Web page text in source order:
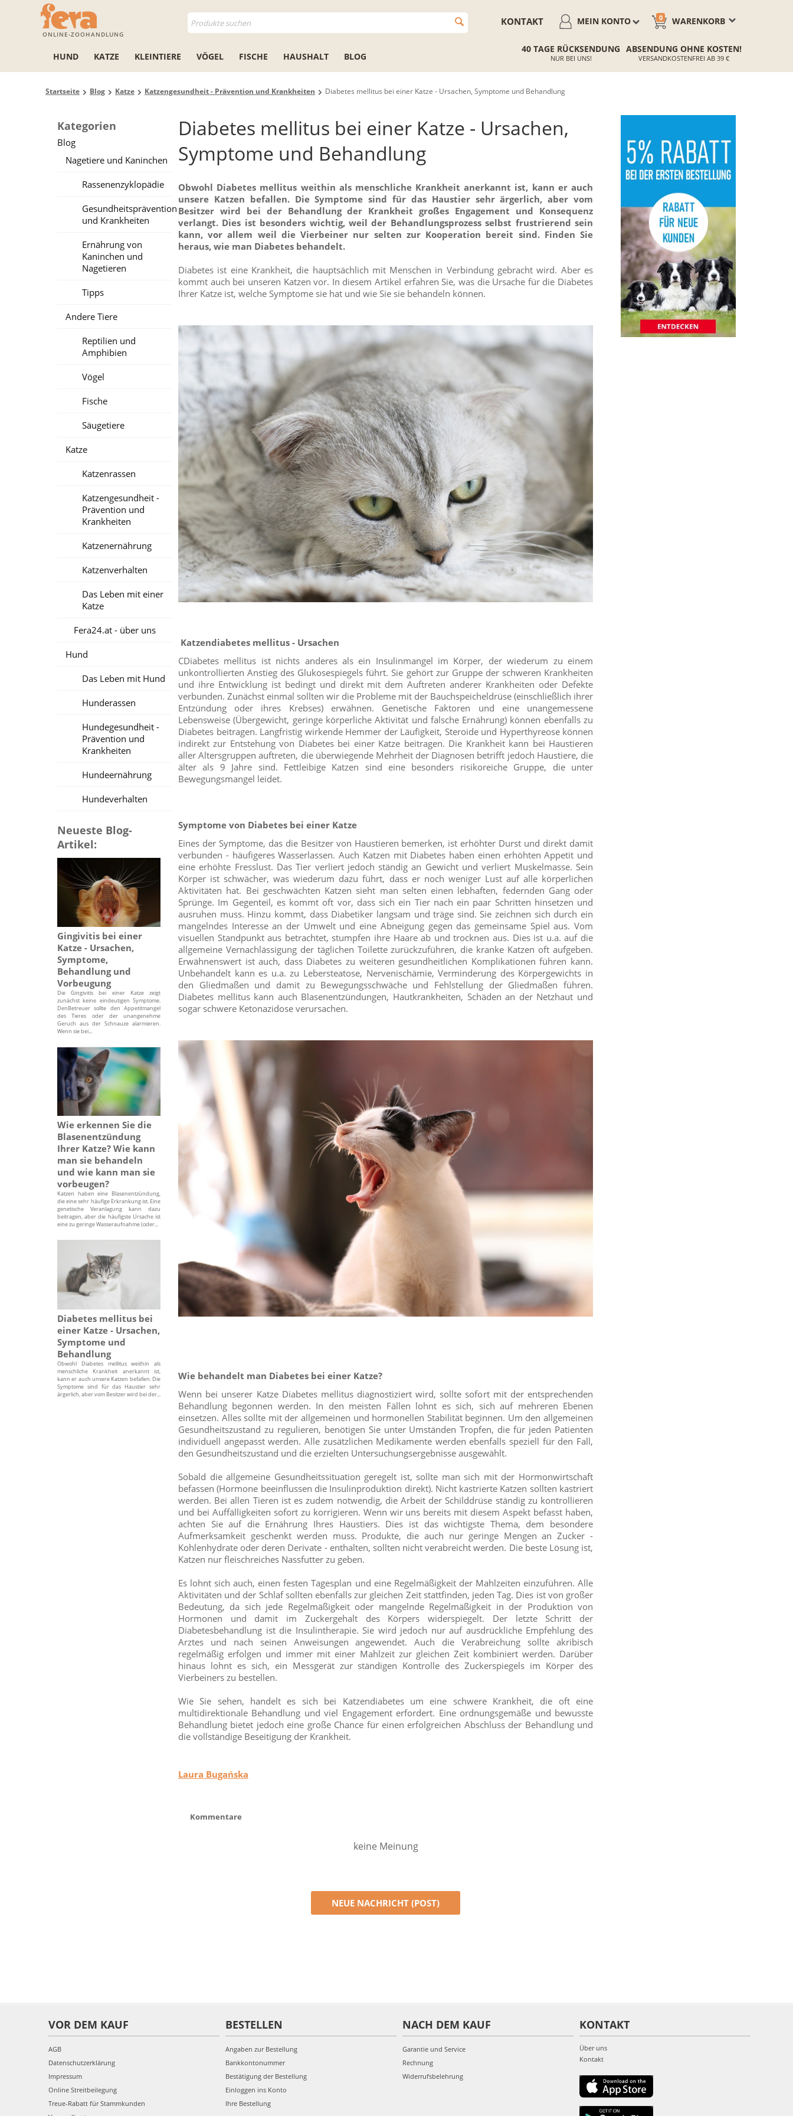
ONLINE-ZOOHANDLUNG
WARENKORB
0
MEIN KONTO
KONTAKT
HUND KATZE KLEINTIERE VÖGEL FISCHE HAUSHALT BLOG
40 TAGE RÜCKSENDUNG
NUR BEI UNS!
ABSENDUNG OHNE KOSTEN!
VERSANDKOSTENFREI AB 39 €
Startseite Blog Katze Katzengesundheit - Prävention und Krankheiten Diabetes mellitus bei einer Katze - Ursachen, Symptome und Behandlung
Kategorien
Blog
Nagetiere und Kaninchen
Rassenenzyklopädie
Gesundheitsprävention
und Krankheiten
Ernährung von
Kaninchen und
Nagetieren
Tipps
Andere Tiere
Reptilien und
Amphibien
Vögel
Fische
Säugetiere
Katze
Katzenrassen
Katzengesundheit -
Prävention und
Krankheiten
Katzenernährung
Katzenverhalten
Das Leben mit einer
Katze
Fera24.at - über uns
Hund
Das Leben mit Hund
Hunderassen
Hundegesundheit -
Prävention und
Krankheiten
Hundeernährung
Hundeverhalten
Neueste Blog-
Artikel:
Gingivitis bei einer
Katze - Ursachen,
Symptome,
Behandlung und
Vorbeugung
Die Gingivitis bei einer Katze zeigt
zunächst keine eindeutigen Symptome.
DenBetreuer sollte den Appetitmangel
des Tieres oder der unangenehme
Geruch aus der Schnauze alarmieren.
Wenn sie bei...
Wie erkennen Sie die
Blasenentzündung
Ihrer Katze? Wie kann
man sie behandeln
und wie kann man sie
vorbeugen?
Katzen haben eine Blasenentzündung,
die eine sehr häufige Erkrankung ist. Eine
genetische Veranlagung kann dazu
beitragen, aber die häufigste Ursache ist
eine zu geringe Wasseraufnahme (oder...
Diabetes mellitus bei
einer Katze - Ursachen,
Symptome und
Behandlung
Obwohl Diabetes mellitus weithin als
menschliche Krankheit anerkannt ist,
kann er auch unsere Katzen befallen. Die
Symptome sind für das Haustier sehr
ärgerlich, aber vom Besitzer wird bei der...
Diabetes mellitus bei einer Katze - Ursachen,
Symptome und Behandlung
Obwohl Diabetes mellitus weithin als menschliche Krankheit anerkannt ist, kann er auch
unsere Katzen befallen. Die Symptome sind für das Haustier sehr ärgerlich, aber vom
Besitzer wird bei der Behandlung der Krankheit großes Engagement und Konsequenz
verlangt. Dies ist besonders wichtig, weil der Behandlungsprozess selbst frustrierend sein
kann, vor allem weil die Vierbeiner nur selten zur Kooperation bereit sind. Finden Sie
heraus, wie man Diabetes behandelt.
Diabetes ist eine Krankheit, die hauptsächlich mit Menschen in Verbindung gebracht wird. Aber es
kommt auch bei unseren Katzen vor. In diesem Artikel erfahren Sie, was die Ursache für die Diabetes
Ihrer Katze ist, welche Symptome sie hat und wie Sie sie behandeln können.
Katzendiabetes mellitus - Ursachen
CDiabetes mellitus ist nichts anderes als ein Insulinmangel im Körper, der wiederum zu einem
unkontrollierten Anstieg des Glukosespiegels führt. Sie gehört zur Gruppe der schweren Krankheiten
und ihre Entwicklung ist bedingt und direkt mit dem Auftreten anderer Krankheiten oder Defekte
verbunden. Zunächst einmal sollten wir die Probleme mit der Bauchspeicheldrüse (einschließlich ihrer
Entzündung oder ihres Krebses) erwähnen. Genetische Faktoren und eine unangemessene
Lebensweise (Übergewicht, geringe körperliche Aktivität und falsche Ernährung) können ebenfalls zu
Diabetes beitragen. Langfristig wirkende Hemmer der Läufigkeit, Steroide und Hyperthyreose können
indirekt zur Entstehung von Diabetes bei einer Katze beitragen. Die Krankheit kann bei Haustieren
aller Altersgruppen auftreten, die überwiegende Mehrheit der Diagnosen betrifft jedoch Haustiere, die
älter als 9 Jahre sind. Fettleibige Katzen sind eine besonders risikoreiche Gruppe, die unter
Bewegungsmangel leidet.
Symptome von Diabetes bei einer Katze
Eines der Symptome, das die Besitzer von Haustieren bemerken, ist erhöhter Durst und direkt damit
verbunden - häufigeres Wasserlassen. Auch Katzen mit Diabetes haben einen erhöhten Appetit und
eine erhöhte Fresslust. Das Tier verliert jedoch ständig an Gewicht und verliert Muskelmasse. Sein
Körper ist schwächer, was wiederum dazu führt, dass er noch weniger Lust auf alle körperlichen
Aktivitäten hat. Bei geschwächten Katzen sieht man selten einen lebhaften, federnden Gang oder
Sprünge. Im Gegenteil, es kommt oft vor, dass sich ein Tier nach ein paar Schritten hinsetzen und
ausruhen muss. Hinzu kommt, dass Diabetiker langsam und träge sind. Sie zeichnen sich durch ein
mangelndes Interesse an der Umwelt und eine Abneigung gegen das gemeinsame Spiel aus. Vom
visuellen Standpunkt aus betrachtet, stumpfen ihre Haare ab und trocknen aus. Dies ist u.a. auf die
allgemeine Vernachlässigung der täglichen Toilette zurückzuführen, die kranke Katzen oft aufgeben.
Erwähnenswert ist auch, dass Diabetes zu weiteren gesundheitlichen Komplikationen führen kann.
Unbehandelt kann es u.a. zu Lebersteatose, Nervenischämie, Verminderung des Körpergewichts in
den Gliedmaßen und damit zu Bewegungsschwäche und Fehlstellung der Gliedmaßen führen.
Diabetes mellitus kann auch Blasenentzündungen, Hautkrankheiten, Schäden an der Netzhaut und
sogar schwere Ketonazidose verursachen.
Wie behandelt man Diabetes bei einer Katze?
Wenn bei unserer Katze Diabetes mellitus diagnostiziert wird, sollte sofort mit der entsprechenden
Behandlung begonnen werden. In den meisten Fällen lohnt es sich, sich auf mehreren Ebenen
einsetzen. Alles sollte mit der allgemeinen und hormonellen Stabilität beginnen. Um den allgemeinen
Gesundheitszustand zu regulieren, benötigen Sie unter Umständen Tropfen, die für jeden Patienten
individuell angepasst werden. Alle zusätzlichen Medikamente werden ebenfalls speziell für den Fall,
den Gesundheitszustand und die erzielten Untersuchungsergebnisse ausgewählt.
Sobald die allgemeine Gesundheitssituation geregelt ist, sollte man sich mit der Hormonwirtschaft
befassen (Hormone beeinflussen die Insulinproduktion direkt). Nicht kastrierte Katzen sollten kastriert
werden. Bei allen Tieren ist es zudem notwendig, die Arbeit der Schilddrüse ständig zu kontrollieren
und bei Auffälligkeiten sofort zu korrigieren. Wenn wir uns bereits mit diesem Aspekt befasst haben,
achten Sie auf die Ernährung Ihres Haustiers. Dies ist das wichtigste Thema, dem besondere
Aufmerksamkeit geschenkt werden muss. Produkte, die auch nur geringe Mengen an Zucker -
Kohlenhydrate oder deren Derivate - enthalten, sollten nicht verabreicht werden. Die beste Lösung ist,
Katzen nur fleischreiches Nassfutter zu geben.
Es lohnt sich auch, einen festen Tagesplan und eine Regelmäßigkeit der Mahlzeiten einzuführen. Alle
Aktivitäten und der Schlaf sollten ebenfalls zur gleichen Zeit stattfinden, jeden Tag. Dies ist von großer
Bedeutung, da sich jede Regelmäßigkeit oder mangelnde Regelmäßigkeit in der Produktion von
Hormonen und damit im Zuckergehalt des Körpers widerspiegelt. Der letzte Schritt der
Diabetesbehandlung ist die Insulintherapie. Sie wird jedoch nur auf ausdrückliche Empfehlung des
Arztes und nach seinen Anweisungen angewendet. Auch die Verabreichung sollte akribisch
regelmäßig erfolgen und immer mit einer Mahlzeit zur gleichen Zeit kombiniert werden. Darüber
hinaus lohnt es sich, ein Messgerät zur ständigen Kontrolle des Zuckerspiegels im Körper des
Vierbeiners zu bestellen.
Wie Sie sehen, handelt es sich bei Katzendiabetes um eine schwere Krankheit, die oft eine
multidirektionale Behandlung und viel Engagement erfordert. Eine ordnungsgemäße und bewusste
Behandlung bietet jedoch eine große Chance für einen erfolgreichen Abschluss der Behandlung und
die vollständige Beseitigung der Krankheit.
Laura Bugańska
Kommentare
keine Meinung
NEUE NACHRICHT (POST)
VOR DEM KAUF
AGB
Datenschutzerklärung
Impressum
Online Streitbeilegung
Treue-Rabatt für Stammkunden
BESTELLEN
Angaben zur Bestellung
Bankkontonummer
Bestätigung der Bestellung
Einloggen ins Konto
Ihre Bestellung
NACH DEM KAUF
Garantie und Service
Rechnung
Widerrufsbelehrung
KONTAKT
Über uns
Kontakt